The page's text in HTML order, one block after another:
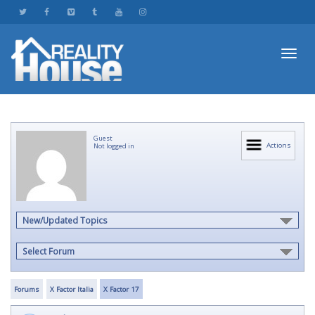
Actions
Guest
Not logged in
New/Updated Topics
Select Forum
Forums X Factor Italia X Factor 17